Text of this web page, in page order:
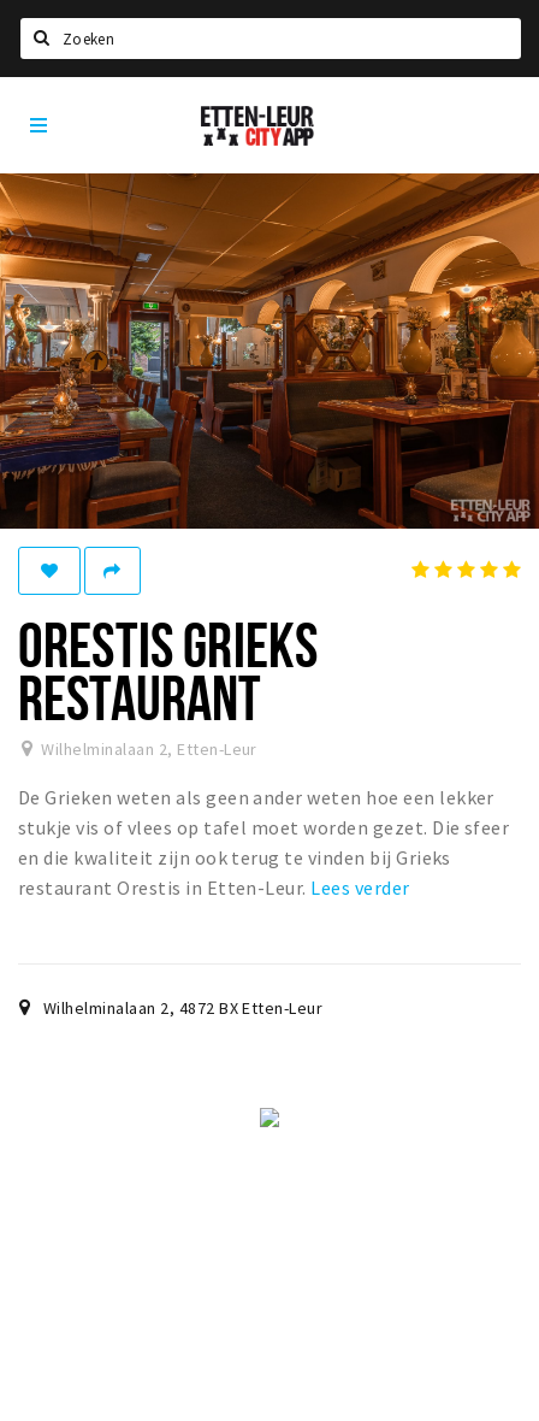
Home
Agenda
Deals
Party pics
Nieuws, interviews & blogs
Eten
Drinken
Slapen
Recreatief
Winkels
Winkelgebieden
Bezienswaardigheden
Musea, theaters & podia
Uitjes & activiteiten
Toeristische routes
Natuurgebieden
Baroniepoorten
Etten-
Leur
ORESTIS GRIEKS
RESTAURANT
Wilhelminalaan 2, Etten-Leur
De Grieken weten als geen ander weten hoe een lekker
stukje vis of vlees op tafel moet worden gezet. Die sfeer
en die kwaliteit zijn ook terug te vinden bij Grieks
restaurant Orestis in Etten-Leur. Lees verder
Wilhelminalaan 2, 4872 BXEtten-Leur